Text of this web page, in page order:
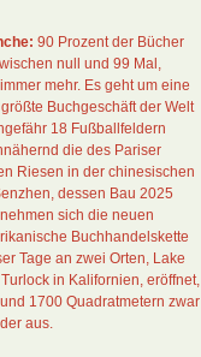
90 Prozent der Bücher
null und 99 Mal ,
mehr. Es geht um eine
Buchgeschäft der Welt
18 Fußballfeldern
die des Pariser
Riesen in der chinesischen
dessen Bau 2025
sich die neuen
Buchhandelskette
Tage an zwei Orten, Lake
in Kalifornien, eröffnet,
1700 Quadratmetern zwar
aus.